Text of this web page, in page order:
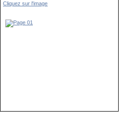
Cliquez sur l'image